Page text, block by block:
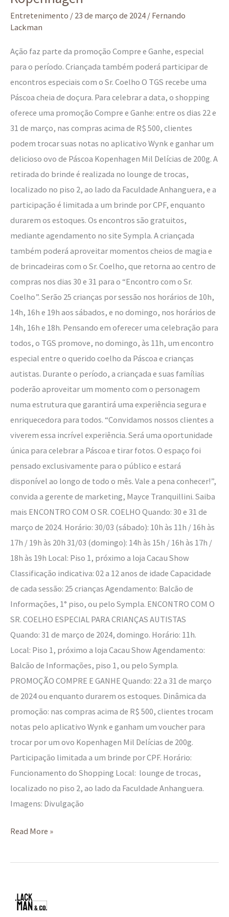
Entretenimento / 23 de março de 2024 / Fernando
Lackman
Ação faz parte da promoção Compre e Ganhe, especial
para o período. Criançada também poderá participar de
encontros especiais com o Sr. Coelho O TGS recebe uma
Páscoa cheia de doçura. Para celebrar a data, o shopping
oferece uma promoção Compre e Ganhe: entre os dias 22 e
31 de março, nas compras acima de R$ 500, clientes
podem trocar suas notas no aplicativo Wynk e ganhar um
delicioso ovo de Páscoa Kopenhagen Mil Delícias de 200g. A
retirada do brinde é realizada no lounge de trocas,
localizado no piso 2, ao lado da Faculdade Anhanguera, e a
participação é limitada a um brinde por CPF, enquanto
durarem os estoques. Os encontros são gratuitos,
mediante agendamento no site Sympla. A criançada
também poderá aproveitar momentos cheios de magia e
de brincadeiras com o Sr. Coelho, que retorna ao centro de
compras nos dias 30 e 31 para o “Encontro com o Sr.
Coelho”. Serão 25 crianças por sessão nos horários de 10h,
14h, 16h e 19h aos sábados, e no domingo, nos horários de
14h, 16h e 18h. Pensando em oferecer uma celebração para
todos, o TGS promove, no domingo, às 11h, um encontro
especial entre o querido coelho da Páscoa e crianças
autistas. Durante o período, a criançada e suas famílias
poderão aproveitar um momento com o personagem
numa estrutura que garantirá uma experiência segura e
enriquecedora para todos. “Convidamos nossos clientes a
viverem essa incrível experiência. Será uma oportunidade
única para celebrar a Páscoa e tirar fotos. O espaço foi
pensado exclusivamente para o público e estará
disponível ao longo de todo o mês. Vale a pena conhecer!”,
convida a gerente de marketing, Mayce Tranquillini. Saiba
mais ENCONTRO COM O SR. COELHO Quando: 30 e 31 de
março de 2024. Horário: 30/03 (sábado): 10h às 11h / 16h às
17h / 19h às 20h 31/03 (domingo): 14h às 15h / 16h às 17h /
18h às 19h Local: Piso 1, próximo a loja Cacau Show
Classificação indicativa: 02 a 12 anos de idade Capacidade
de cada sessão: 25 crianças Agendamento: Balcão de
Informações, 1° piso, ou pelo Sympla. ENCONTRO COM O
SR. COELHO ESPECIAL PARA CRIANÇAS AUTISTAS
Quando: 31 de março de 2024, domingo. Horário: 11h.
Local: Piso 1, próximo a loja Cacau Show Agendamento:
Balcão de Informações, piso 1, ou pelo Sympla.
PROMOÇÃO COMPRE E GANHE Quando: 22 a 31 de março
de 2024 ou enquanto durarem os estoques. Dinâmica da
promoção: nas compras acima de R$ 500, clientes trocam
notas pelo aplicativo Wynk e ganham um voucher para
trocar por um ovo Kopenhagen Mil Delícias de 200g.
Participação limitada a um brinde por CPF. Horário:
Funcionamento do Shopping Local: lounge de trocas,
localizado no piso 2, ao lado da Faculdade Anhanguera.
Imagens: Divulgação
Read More »